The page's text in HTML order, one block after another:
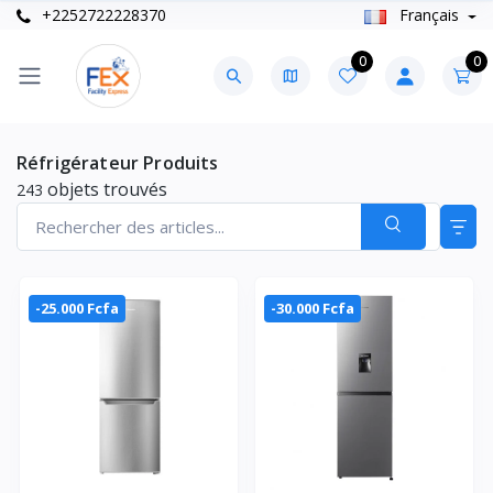
+2252722228370 Français
0 0
Réfrigérateur Produits
243 objets trouvés
-25.000 Fcfa -30.000 Fcfa